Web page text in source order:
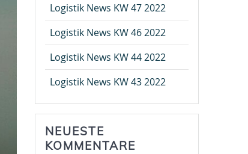
Logistik News KW 47 2022
Logistik News KW 46 2022
Logistik News KW 44 2022
Logistik News KW 43 2022
NEUESTE
KOMMENTARE